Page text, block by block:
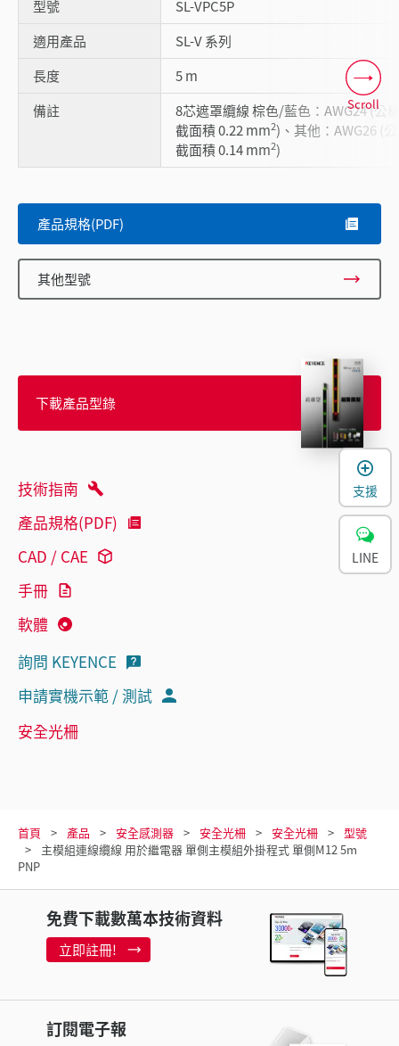
型號
SL-VPC5P
適用產品
SL-V 系列
長度
5 m
備註
8芯遮罩纜線 棕色/藍色：AWG24 (公
截面積 0.22 mm2)、其他：AWG26 (
截面積 0.14 mm2)
Scroll
產品規格(PDF)
其他型號
下載產品型錄
技術指南
產品規格(PDF)
CAD / CAE
手冊
軟體
詢問 KEYENCE
申請實機示範 / 測試
安全光柵
首頁 產品 安全感測器 安全光柵 安全光柵
型號
主模組連線纜線 用於繼電器 單側主模組外掛程式 單側M12 5m
PNP
免費下載數萬本技術資料
立即註冊!
訂閱電子報
支援
LINE